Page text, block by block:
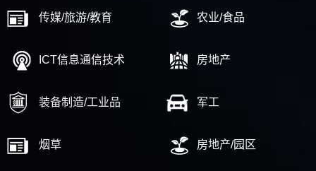
传媒/旅游/教育 农业/食品
ICT信息通信技术 房地产
装备制造/工业品 军工
烟草 房地产/园区